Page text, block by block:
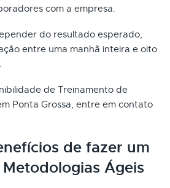
com a empresa.
do resultado esperado,
entre uma manhã inteira e oito
de Treinamento de
Ponta Grossa, entre em contato
de fazer um
Ágeis